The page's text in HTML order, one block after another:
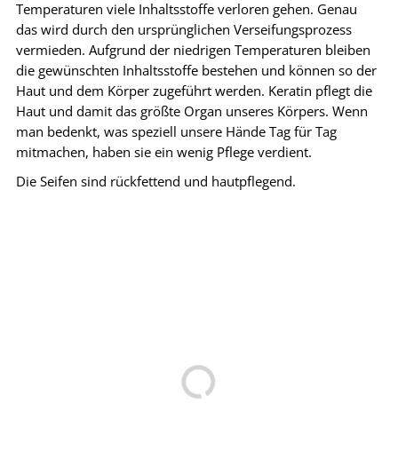
Temperaturen viele Inhaltsstoffe verloren gehen. Genau
das wird durch den ursprünglichen Verseifungsprozess
vermieden. Aufgrund der niedrigen Temperaturen bleiben
die gewünschten Inhaltsstoffe bestehen und können so der
Haut und dem Körper zugeführt werden. Keratin pflegt die
Haut und damit das größte Organ unseres Körpers. Wenn
man bedenkt, was speziell unsere Hände Tag für Tag
mitmachen, haben sie ein wenig Pflege verdient.
Die Seifen sind rückfettend und hautpflegend.